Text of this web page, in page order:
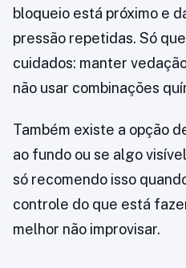
bloqueio está próximo e
pressão repetidas. Só
cuidados: manter
não usar combinações
Também existe a opção
ao fundo ou se algo
só recomendo isso
controle do que está
melhor não improvisar.